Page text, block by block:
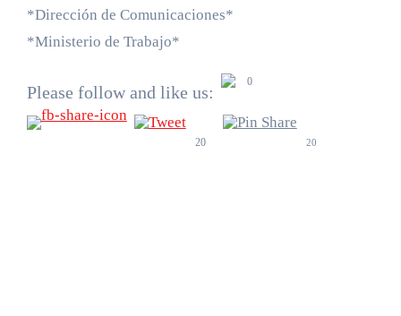
*Dirección de Comunicaciones*
*Ministerio de Trabajo*
Please follow and like us:
0
20 20